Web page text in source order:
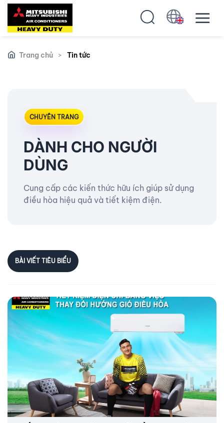
Trang chủ > Tin tức
CHUYÊN TRANG
DÀNH CHO NGƯỜI
DÙNG
Cung cấp các kiến thức hữu ích giúp sử dụng
điều hòa hiệu quả và tiết kiệm điện.
BÀI VIẾT TIÊU BIỂU